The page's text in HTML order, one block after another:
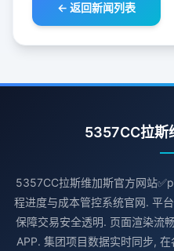
← 返回新闻列表
5357CC拉斯
5357CC拉斯维加斯官方网站
程进度与成本管控系统官网. 平
保障交易安全透明. 页面渲染流
APP. 集团项目数据实时同步,